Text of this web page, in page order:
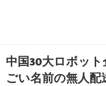
中国30大ロボッ
ごい名前の無人配